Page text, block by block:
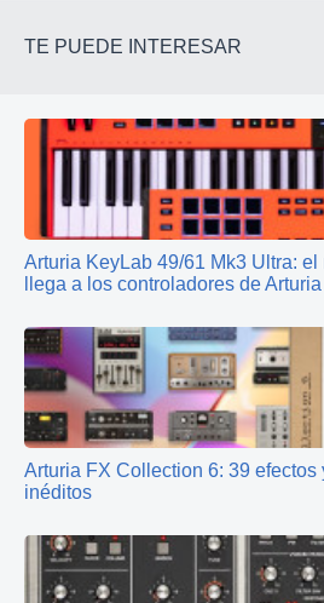
TE PUEDE INTERESAR
Arturia KeyLab 49/61 Mk3 Ultra:
llega a los controladores de Arturia
Arturia FX Collection 6: 39
inéditos